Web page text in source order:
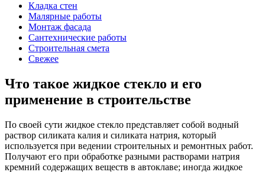
Кладка стен
Малярные работы
Монтаж фасада
Сантехнические работы
Строительная смета
Свежее
Что такое жидкое стекло и его
применение в строительстве
По своей сути жидкое стекло представляет собой водный
раствор силиката калия и силиката натрия, который
используется при ведении строительных и ремонтных работ.
Получают его при обработке разными растворами натрия
кремний содержащих веществ в автоклаве; иногда жидкое